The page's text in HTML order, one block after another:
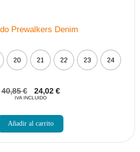
Prewalkers Denim
20 21 22 23 24
40,85€ 24,02 €
IVA INCLUIDO
Añadir al carrito